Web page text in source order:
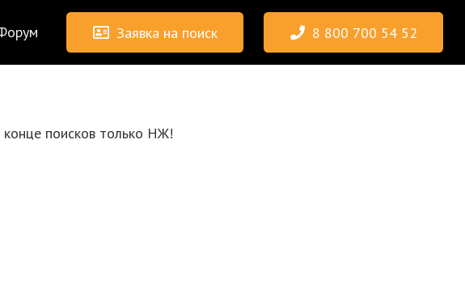
Заявка на поиск 8 800 700 54 52
поисков только НЖ!